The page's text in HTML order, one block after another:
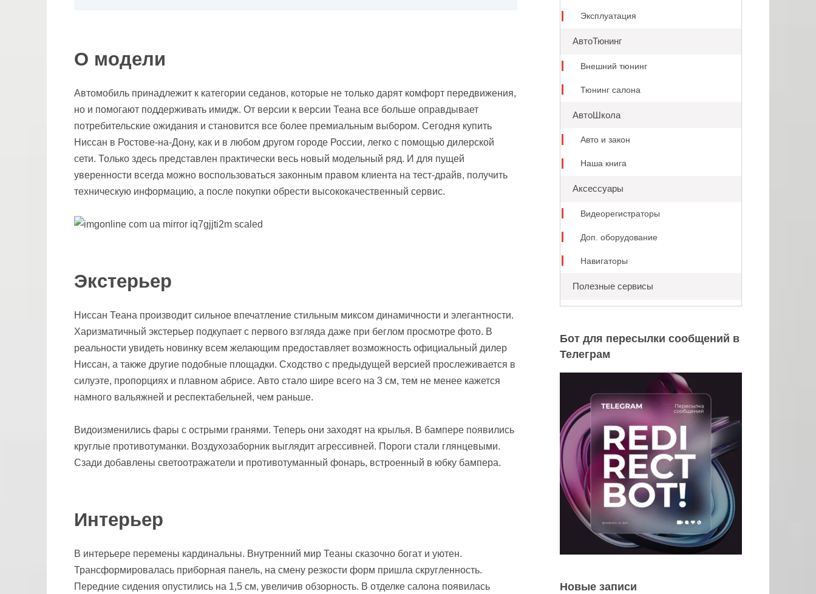
О модели
Автомобиль принадлежит к категории седанов, которые не только дарят комфорт передвижения,
но и помогают поддерживать имидж. От версии к версии Теана все больше оправдывает
потребительские ожидания и становится все более премиальным выбором. Сегодня купить
Ниссан в Ростове-на-Дону, как и в любом другом городе России, легко с помощью дилерской
сети. Только здесь представлен практически весь новый модельный ряд. И для пущей
уверенности всегда можно воспользоваться законным правом клиента на тест-драйв, получить
техническую информацию, а после покупки обрести высококачественный сервис.
Экстерьер
Ниссан Теана производит сильное впечатление стильным миксом динамичности и элегантности.
Харизматичный экстерьер подкупает с первого взгляда даже при беглом просмотре фото. В
реальности увидеть новинку всем желающим предоставляет возможность официальный дилер
Ниссан, а также другие подобные площадки. Сходство с предыдущей версией прослеживается в
силуэте, пропорциях и плавном абрисе. Авто стало шире всего на 3 см, тем не менее кажется
намного вальяжней и респектабельней, чем раньше.
Видоизменились фары с острыми гранями. Теперь они заходят на крылья. В бампере появились
круглые противотуманки. Воздухозаборник выглядит агрессивней. Пороги стали глянцевыми.
Сзади добавлены светоотражатели и противотуманный фонарь, встроенный в юбку бампера.
Интерьер
В интерьере перемены кардинальны. Внутренний мир Теаны сказочно богат и уютен.
Трансформировалась приборная панель, на смену резкости форм пришла скругленность.
Передние сидения опустились на 1,5 см, увеличив обзорность. В отделке салона появилась
Эксплуатация
АвтоТюнинг
Внешний тюнинг
Тюнинг салона
АвтоШкола
Авто и закон
Наша книга
Аксессуары
Видеорегистраторы
Доп. оборудование
Навигаторы
Полезные сервисы
Бот для пересылки сообщений в
Телеграм
Новые записи